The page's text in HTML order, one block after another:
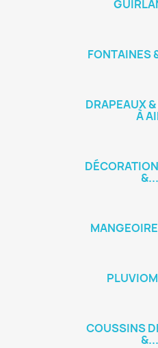
FONTAINES
DRAPEAUX
À
&...
COUSSINS
&...